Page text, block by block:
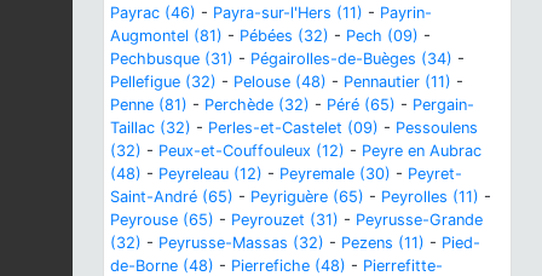
Payrac (46) - Payra-sur-l'Hers (11) - Payrin-
Augmontel (81) - Pébées (32) - Pech (09) -
Pechbusque (31) - Pégairolles-de-Buèges (34) -
Pellefigue (32) - Pelouse (48) - Pennautier (11) -
Penne (81) - Perchède (32) - Péré (65) - Pergain-
Taillac (32) - Perles-et-Castelet (09) - Pessoulens
(32) - Peux-et-Couffouleux (12) - Peyre en Aubrac
(48) - Peyreleau (12) - Peyremale (30) - Peyret-
Saint-André (65) - Peyriguère (65) - Peyrolles (11) -
Peyrouse (65) - Peyrouzet (31) - Peyrusse-Grande
(32) - Peyrusse-Massas (32) - Pezens (11) - Pied-
de-Borne (48) - Pierrefiche (48) - Pierrefitte-